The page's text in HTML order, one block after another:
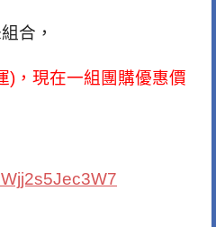
合，
)，現在一組團購優惠價